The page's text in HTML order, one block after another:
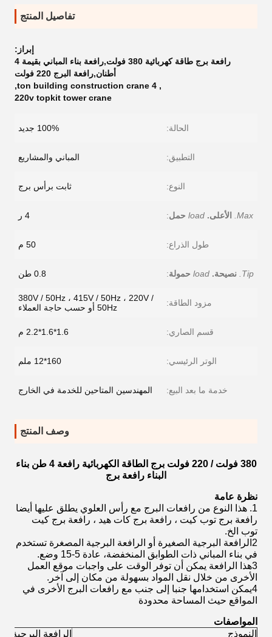
تفاصيل المنتج
إبراز:
رافعة برج طاقة كهربائية 380 فولت,رافعة بناء المباني بقيمة 4
أطنان,رافعة البرج 220 فولت
,
4 ton building construction crane
,
220v topkit tower crane
الحالة: 100% جديد
التطبيق: المباني والمشاريع
النوع: ثابت برأس برج
Max. الأعلى. load حمل: 4 ر
طول الذراع: 50 م
Tip. نصيحة. load حمولة: 0.8 طن
مزود الطاقة:
380V / 50Hz ، 415V / 50Hz ، 220V /
50Hz أو حسب حاجة العملاء
قسم الصاري: 1.6*1.6*2.2 م
الوتر الرئيسي: 160*12 ملم
خدمة ما بعد البيع: المهندسين المتاحين للخدمة في الخارج
وصف المنتج
380 فولت / 220 فولت برج الطاقة الكهربائية رافعة 4 طن بناء
البناء رافعة برج
نظرة عامة
1. هذا النوع من رافعات البرج مع رأس العلوي يطلق عليها أيضا
رافعة برج توب كيت ، رافعة برج كات هيد ، رافعة برج كيت
توب الخ.
2الرافعة البرجية الصغيرة أو الرافعة البرجية المصغرة تستخدم
في بناء المباني ذات الطوابق المنخفضة، عادة 5-15 وضع.
3هذا الرافعة يمكن أن توفر الوقت على واجبات موقع العمل
الأخرى من خلال نقل المواد بسهولة من مكان إلى آخر.
4يمكن استخدامها جنبا إلى جنب مع رافعات البرج الأخرى في
المواقع حيث المساحة محدودة
المواصفات
النموذج
الرافعة البرجية QTZ50 (5008)